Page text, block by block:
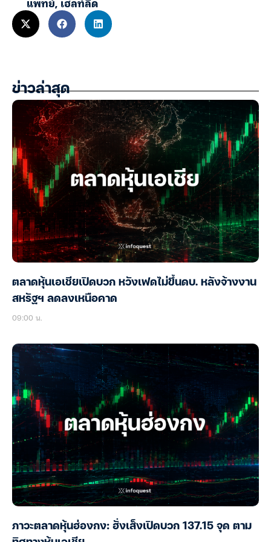
ข่าวล่าสุด
ตลาดหุ้นเอเชียเปิดบวก หวังเฟดไม่ขึ้นดบ. หลังจ้างงาน
สหรัฐฯ ลดลงเหนือคาด
09:00 น.
ภาวะตลาดหุ้นฮ่องกง: ฮั่งเส็งเปิดบวก 137.15 จุด ตาม